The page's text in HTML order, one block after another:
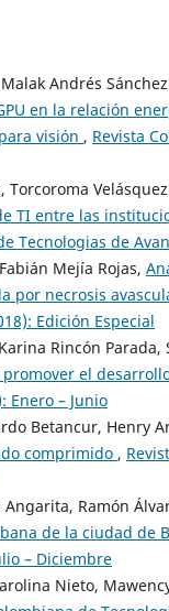
Andrés
en la relación
visión , Revista
TI entre las
Tecnologias de
Mejía Rojas,
por necrosis
Edición Especial
Rincón Parada,
el
Enero – Junio
Betancur, Henry
comprimido ,
Ramón
de la ciudad de
– Diciembre
Nieto,